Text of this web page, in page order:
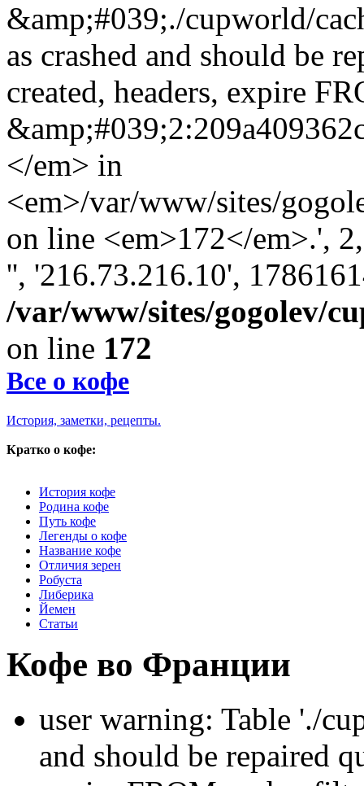
&amp;#039;./cupworld/
as crashed and should be
created, headers, expire
</em> in
<em>/var/www/sites/
on line <em>172</em>.',
'', '216.73.216.10',
/var/www/sites/gogolev/
on line 172
Все о кофе
История, заметки, рецепты.
Кратко о кофе:
История кофе
Родина кофе
Путь кофе
Легенды о кофе
Название кофе
Отличия зерен
Робуста
Либерика
Йемен
Статьи
Кофе во Франции
user warning: Table './
and should be repaired